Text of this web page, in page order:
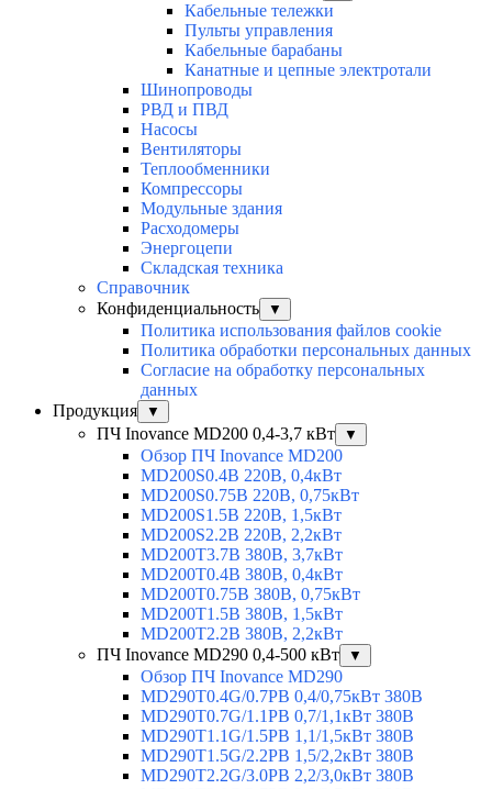
Кабельные тележки
Пульты управления
Кабельные барабаны
Канатные и цепные электротали
Шинопроводы
РВД и ПВД
Насосы
Вентиляторы
Теплообменники
Компрессоры
Модульные здания
Расходомеры
Энергоцепи
Складская техника
Справочник
Конфиденциальность
▼
Политика использования файлов cookie
Политика обработки персональных данных
Согласие на обработку персональных
данных
Продукция
▼
ПЧ Inovance MD200 0,4-3,7 кВт ▼
Обзор ПЧ Inovance MD200
MD200S0.4B 220В, 0,4кВт
MD200S0.75B 220В, 0,75кВт
MD200S1.5B 220В, 1,5кВт
MD200S2.2B 220В, 2,2кВт
MD200T3.7B 380В, 3,7кВт
MD200T0.4B 380В, 0,4кВт
MD200T0.75B 380В, 0,75кВт
MD200T1.5B 380В, 1,5кВт
MD200T2.2B 380В, 2,2кВт
ПЧ Inovance MD290 0,4-500 кВт
▼
Обзор ПЧ Inovance MD290
MD290T0.4G/0.7PB 0,4/0,75кВт 380В
MD290T0.7G/1.1PB 0,7/1,1кВт 380В
MD290T1.1G/1.5PB 1,1/1,5кВт 380В
MD290T1.5G/2.2PB 1,5/2,2кВт 380В
MD290T2.2G/3.0PB 2,2/3,0кВт 380В